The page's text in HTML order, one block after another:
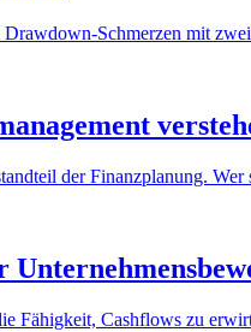
Schmerzen mit
der Finanzplanung.
Fähigkeit, Cashflows zu